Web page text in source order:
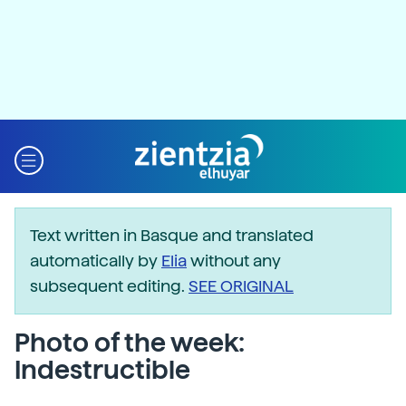
Text written in Basque and translated
automatically by Eliawithout any
subsequent editing. SEE ORIGINAL
Photo of the week:
Indestructible